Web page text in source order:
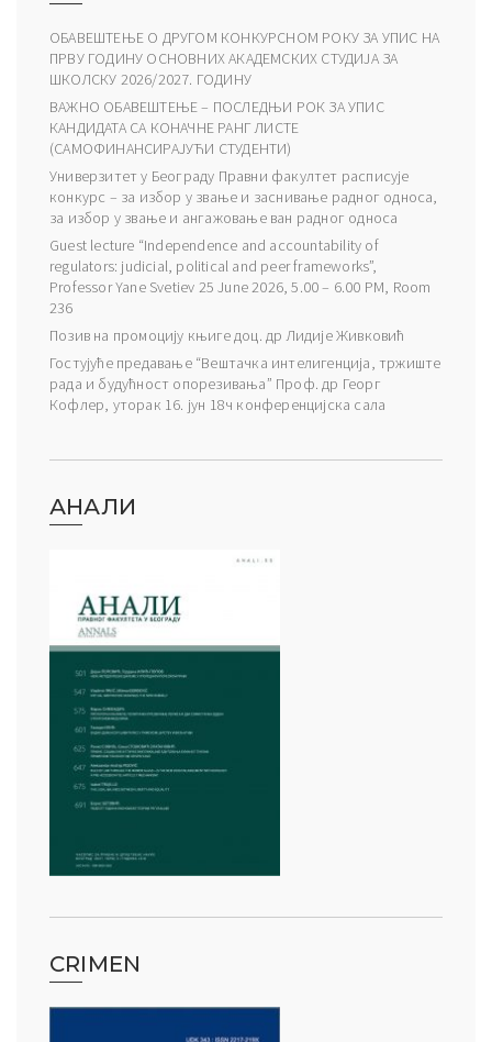
ОБАВЕШТЕЊЕ О ДРУГОМ КОНКУРСНОМ РОКУ ЗА УПИС НА
ПРВУ ГОДИНУ ОСНОВНИХ АКАДЕМСКИХ СТУДИЈА ЗА
ШКОЛСКУ 2026/2027. ГОДИНУ
ВАЖНО ОБАВЕШТЕЊЕ – ПОСЛЕДЊИ РОК ЗА УПИС
КАНДИДАТА СА КОНАЧНЕ РАНГ ЛИСТЕ
(САМОФИНАНСИРАЈУЋИ СТУДЕНТИ)
Универзитет у Београду Правни факултет расписује
конкурс – за избор у звање и заснивање радног односа,
за избор у звање и ангажовање ван радног односа
Guest lecture “Independence and accountability of
regulators: judicial, political and peer frameworks”,
Professor Yane Svetiev 25 June 2026, 5.00 – 6.00 PM, Room
236
Позив на промоцију књиге доц. др Лидије Живковић
Гостујуће предавање “Вештачка интелигенција, тржиште
рада и будућност опорезивања” Проф. др Георг
Кофлер, уторак 16. јун 18ч конференцијска сала
АНАЛИ
CRIMEN